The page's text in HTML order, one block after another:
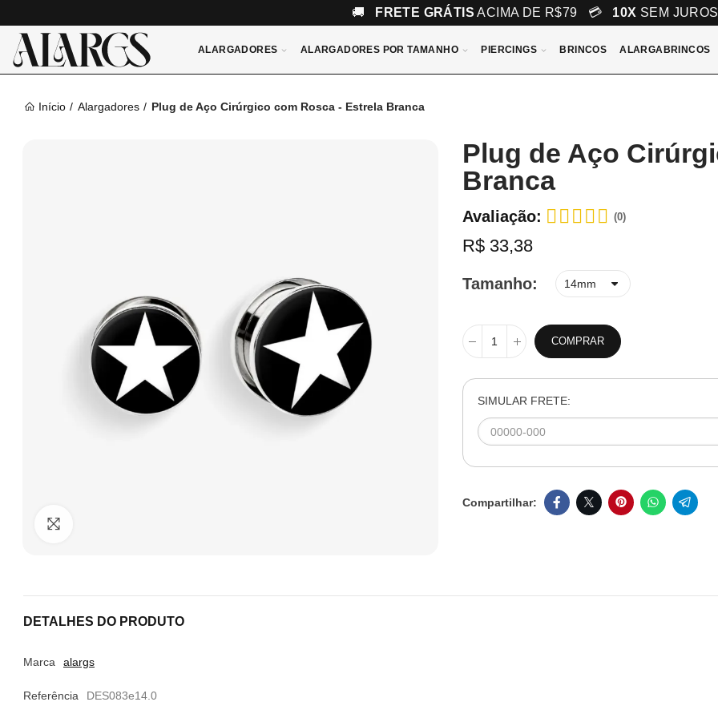
🚚 FRETE GRÁTIS ACIMA DE R$79 💳 10X SEM
ALARGADORES ALARGADORES POR TAMANHO PIERCINGS BRINCOS ALARGABRINCOS
Início Alargadores Plug de Aço Cirúrgico com Rosca - Estrela Branca
Plug de Aço
Branca
Avaliação: (0)
R$ 33,38
Tamanho
COMPRAR
SIMULAR FRETE:
DETALHES DO PRODUTO
Marca alargs
Referência DES083e14.0